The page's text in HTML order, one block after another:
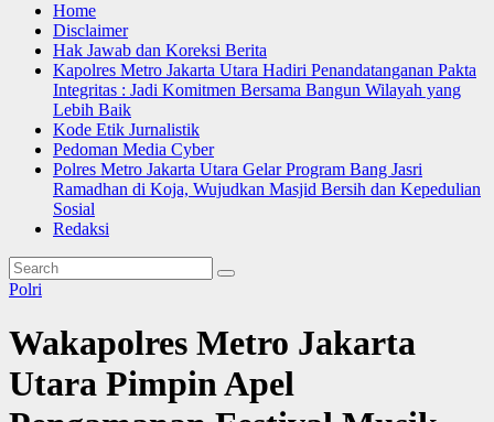
Home
Disclaimer
Hak Jawab dan Koreksi Berita
Kapolres Metro Jakarta Utara Hadiri Penandatanganan Pakta
Integritas : Jadi Komitmen Bersama Bangun Wilayah yang
Lebih Baik
Kode Etik Jurnalistik
Pedoman Media Cyber
Polres Metro Jakarta Utara Gelar Program Bang Jasri
Ramadhan di Koja, Wujudkan Masjid Bersih dan Kepedulian
Sosial
Redaksi
Polri
Wakapolres Metro Jakarta
Utara Pimpin Apel